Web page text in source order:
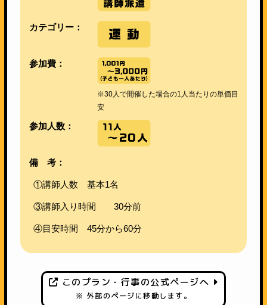
カテゴリー：
参加費：
※30人で開催した場合の1人当たりの単価目
安
参加人数：
備 考：
①講師人数 基本1名
③講師入り時間 30分前
④目安時間 45分から60分
このプラン・行事の公式ページへ
※ 外部のページに移動します。